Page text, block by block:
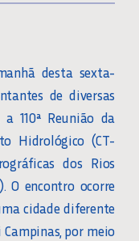
desta sexta-
de diversas
110ª Reunião da
Hidrológico (CT-
dos Rios
O encontro ocorre
cidade diferente
por meio